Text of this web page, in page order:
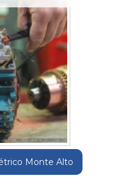
Monte Alto